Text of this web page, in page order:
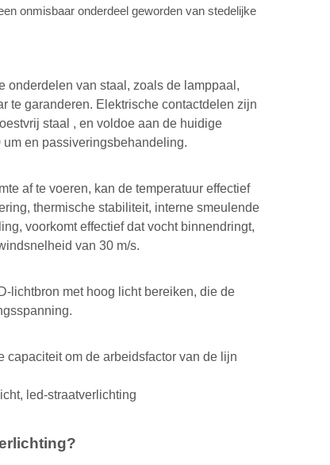
onmisbaar onderdeel geworden van stedelijke
onderdelen van staal, zoals de lamppaal,
te garanderen. Elektrische contactdelen zijn
staal , en voldoe aan de huidige
en passiveringsbehandeling.
af te voeren, kan de temperatuur effectief
thermische stabiliteit, interne smeulende
voorkomt effectief dat vocht binnendringt,
van 30 m/s.
lichtbron met hoog licht bereiken, die de
om de arbeidsfactor van de lijn
led-straatverlichting